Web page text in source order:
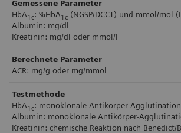
den Patient*innen.
Gemessene Parameter
HbA1c: %HbA1c (NGSP/DCCT) und mmol/mol
Albumin: mg/dl
Kreatinin: mg/dl oder mmol/l
Berechnete Parameter
ACR: mg/g oder mg/mmol
Testmethode
HbA1c: monoklonale Antikörper-
Albumin: monoklonale Antikörper-
Kreatinin: chemische Reaktion nach Benedict/